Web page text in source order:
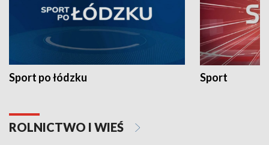
Sport po łódzku Sport
ROLNICTWO I WIEŚ